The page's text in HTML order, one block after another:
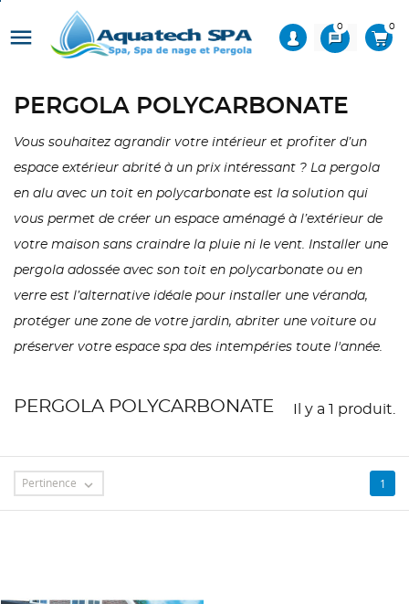
 message
0 0
PERGOLA POLYCARBONATE
Vous souhaitez agrandir votre intérieur et profiter d’un
espace extérieur abrité à un prix intéressant ? La pergola
en alu avec un toit en polycarbonate est la solution qui
vous permet de créer un espace aménagé à l’extérieur de
votre maison sans craindre la pluie ni le vent. Installer une
pergola adossée avec son toit en polycarbonate ou en
verre est l’alternative idéale pour installer une véranda,
protéger une zone de votre jardin, abriter une voiture ou
préserver votre espace spa des intempéries toute l'année.
PERGOLA POLYCARBONATE Il y a 1 produit.
Pertinence  1